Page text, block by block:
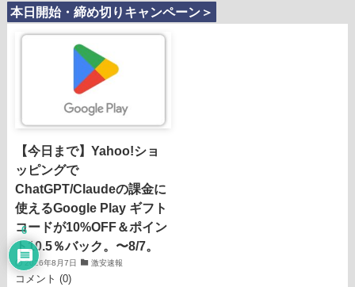
本日開始・締め切りキャンペーン＞
【今日まで】Yahoo!ショ
ッピングで
ChatGPT/Claudeの課金に
使えるGoogle Play ギフト
コードが10%OFF＆ポイン
ト10.5％バック。〜8/7。
2026年8月7日 激安速報
コメント (0)
6